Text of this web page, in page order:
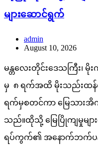
များဆောင်ရွက်
admin
August 10, 2026
မန္တလေးတိုင်းဒေသကြီး
မှ ၈ ရက်အထိ မိုးသည်းထန်
ရက်မှစတင်ကာ မြေသားအိကျ
သည်။ထိုသို့ မြေပြိုကျမှုမျာ
ရပ်ကွက်၏ အနောက်ဘက်ပန်